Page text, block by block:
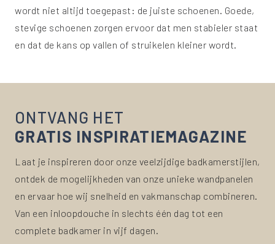
wordt niet altijd toegepast: de juiste schoenen. Goede,
stevige schoenen zorgen ervoor dat men stabieler staat
en dat de kans op vallen of struikelen kleiner wordt.
ONTVANG HET
GRATIS INSPIRATIEMAGAZINE
Laat je inspireren door onze veelzijdige badkamerstijlen,
ontdek de mogelijkheden van onze unieke wandpanelen
en ervaar hoe wij snelheid en vakmanschap combineren.
Van een inloopdouche in slechts één dag tot een
complete badkamer in vijf dagen.